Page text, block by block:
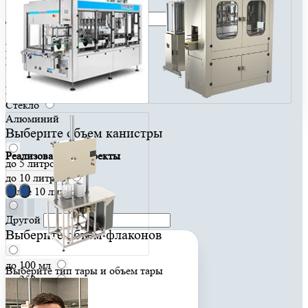
Другая
ПЭТ тара
ПНД канистра
ПЭТ / ПНД
Стекло
Алюминий
Выберите объем канистры
до 5 литров
до 10 литров
более 10 литров
Другой
Выберите объем флаконов
до 100 мл
до 250 мл
до 500 мл
Выберите тип тары и объем тары
Реализованные проекты